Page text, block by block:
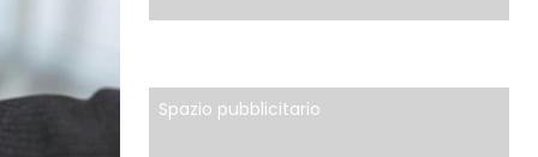
Spazio pubblicitario